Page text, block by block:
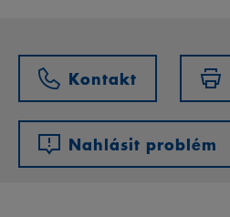
Kontakt
Nahlásit problém